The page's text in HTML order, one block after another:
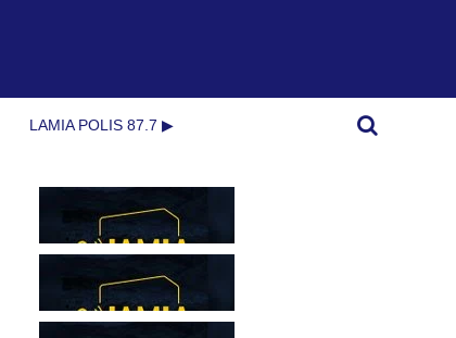
LAMIA POLIS 87.7 ▶︎